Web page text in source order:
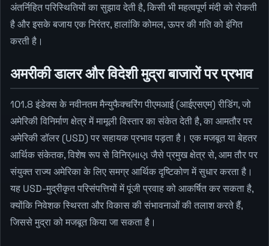
अंतर्निहित परिस्थितियों का सुझाव देती है, किसी भी महत्वपूर्ण मंदी को रोकती
है और इसके बजाय एक निरंतर, हालांकि कोमल, ऊपर की गति को इंगित
करती है।
अमरीकी डालर और विदेशी मुद्रा बाजारों पर प्रभाव
101.8 इंडेक्स के नवीनतम मैन्युफैक्चरिंग पीएमआई (आईएसएम) रीडिंग, जो
अमेरिकी विनिर्माण क्षेत्र में मामूली विस्तार का संकेत देती है, का आमतौर पर
अमेरिकी डॉलर (USD) पर सहायक प्रभाव पड़ता है। एक मजबूत या बेहतर
आर्थिक संकेतक, विशेष रूप से विनिर्માણ जैसे प्रमुख क्षेत्र से, आम तौर पर
संयुक्त राज्य अमेरिका के लिए समग्र आर्थिक दृष्टिकोण में सुधार करता है।
यह USD-मुद्रीकृत परिसंपत्तियों में पूंजी प्रवाह को आकर्षित कर सकता है,
क्योंकि निवेशक स्थिरता और विकास की संभावनाओं की तलाश करते हैं,
जिससे मुद्रा को मजबूत किया जा सकता है।